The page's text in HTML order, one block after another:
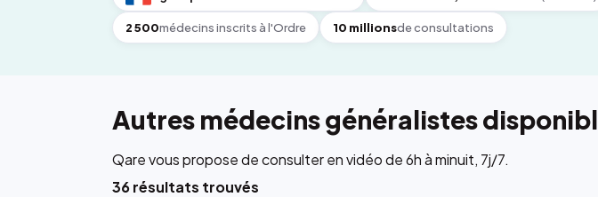
2 500médecins inscrits à l'Ordre 10 millionsde consultations
Autres médecins généralistes
Qare vous propose de consulter en vidéo de 6h à minuit, 7j/7.
36 résultats trouvés